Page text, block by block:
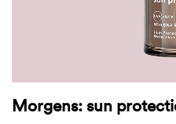
Morgens: sun